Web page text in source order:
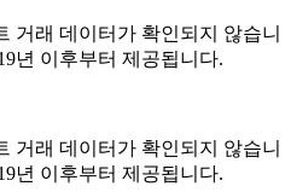
거래 데이터가 확인되지 않습니
년 이후부터 제공됩니다.
거래 데이터가 확인되지 않습니
년 이후부터 제공됩니다.